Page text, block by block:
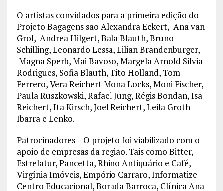
O artistas convidados para a primeira edição do
Projeto Bagagens são Alexandra Eckert, Ana van
Grol, Andrea Hilgert, Bala Blauth, Bruno
Schilling, Leonardo Lessa, Lilian Brandenburger,
Magna Sperb, Mai Bavoso, Margela Arnold Silvia
Rodrigues, Sofia Blauth, Tito Holland, Tom
Ferrero, Vera Reichert Mona Locks, Moni Fischer,
Paula Ruszkowski, Rafael Jung, Régis Bondan, Isa
Reichert, Ita Kirsch, Joel Reichert, Leila Groth
Ibarra e Lenko.
Patrocinadores – O projeto foi viabilizado com o
apoio de empresas da região. Tais como Bitter,
Estrelatur, Pancetta, Rhino Antiquário e Café,
Virgínia Imóveis, Empório Carraro, Informatize
Centro Educacional, Borada Barroca, Clínica Ana